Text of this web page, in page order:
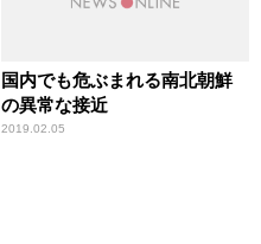
国内でも危ぶまれる南北朝鮮
の異常な接近
2019.02.05